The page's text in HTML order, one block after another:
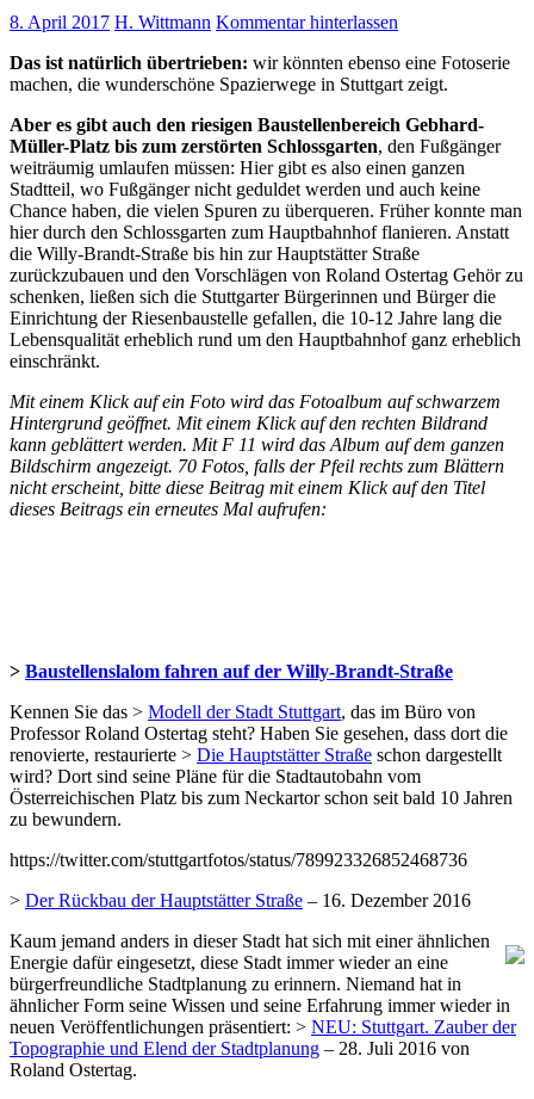
8. April 2017 H. Wittmann Kommentar hinterlassen
Das ist natürlich übertrieben: wir könnten ebenso eine Fotoserie
machen, die wunderschöne Spazierwege in Stuttgart zeigt.
Aber es gibt auch den riesigen Baustellenbereich Gebhard-
Müller-Platz bis zum zerstörten Schlossgarten, den Fußgänger
weiträumig umlaufen müssen: Hier gibt es also einen ganzen
Stadtteil, wo Fußgänger nicht geduldet werden und auch keine
Chance haben, die vielen Spuren zu überqueren. Früher konnte man
hier durch den Schlossgarten zum Hauptbahnhof flanieren. Anstatt
die Willy-Brandt-Straße bis hin zur Hauptstätter Straße
zurückzubauen und den Vorschlägen von Roland Ostertag Gehör zu
schenken, ließen sich die Stuttgarter Bürgerinnen und Bürger die
Einrichtung der Riesenbaustelle gefallen, die 10-12 Jahre lang die
Lebensqualität erheblich rund um den Hauptbahnhof ganz erheblich
einschränkt.
Mit einem Klick auf ein Foto wird das Fotoalbum auf schwarzem
Hintergrund geöffnet. Mit einem Klick auf den rechten Bildrand
kann geblättert werden. Mit F 11 wird das Album auf dem ganzen
Bildschirm angezeigt. 70 Fotos, falls der Pfeil rechts zum Blättern
nicht erscheint, bitte diese Beitrag mit einem Klick auf den Titel
dieses Beitrags ein erneutes Mal aufrufen:
> Baustellenslalom fahren auf der Willy-Brandt-Straße
Kennen Sie das > Modell der Stadt Stuttgart, das im Büro von
Professor Roland Ostertag steht? Haben Sie gesehen, dass dort die
renovierte, restaurierte > Die Hauptstätter Straße schon dargestellt
wird? Dort sind seine Pläne für die Stadtautobahn vom
Österreichischen Platz bis zum Neckartor schon seit bald 10 Jahren
zu bewundern.
https://twitter.com/stuttgartfotos/status/789923326852468736
> Der Rückbau der Hauptstätter Straße – 16. Dezember 2016
Kaum jemand anders in dieser Stadt hat sich mit einer ähnlichen
Energie dafür eingesetzt, diese Stadt immer wieder an eine
bürgerfreundliche Stadtplanung zu erinnern. Niemand hat in
ähnlicher Form seine Wissen und seine Erfahrung immer wieder in
neuen Veröffentlichungen präsentiert: > NEU: Stuttgart. Zauber der
Topographie und Elend der Stadtplanung – 28. Juli 2016 von
Roland Ostertag.